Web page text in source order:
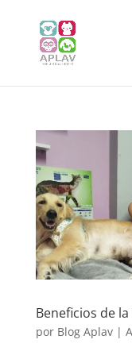
Beneficios de
por Blog Aplav|